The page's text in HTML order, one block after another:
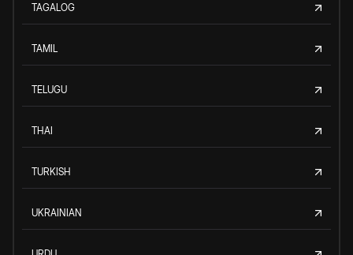
TAGALOG
TAMIL
TELUGU
THAI
TURKISH
UKRAINIAN